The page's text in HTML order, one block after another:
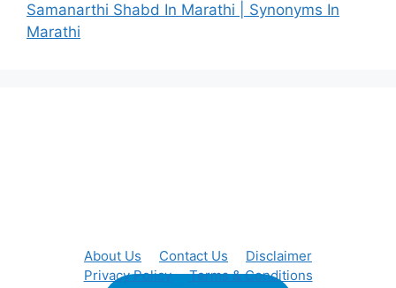
Samanarthi Shabd In Marathi | Synonyms In
Marathi
About Us Contact Us
Disclaimer
Privacy Policy
Terms & Conditions